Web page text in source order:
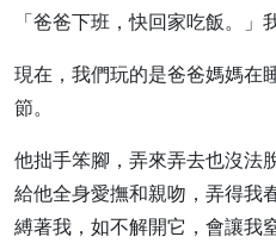
「爸爸下班，快回家吃飯。」
現在，我們玩的是爸爸媽媽在
節。
他拙手笨腳，弄來弄去也沒法
給他全身愛撫和親吻，弄得我
縛著我，如不解開它，會讓我